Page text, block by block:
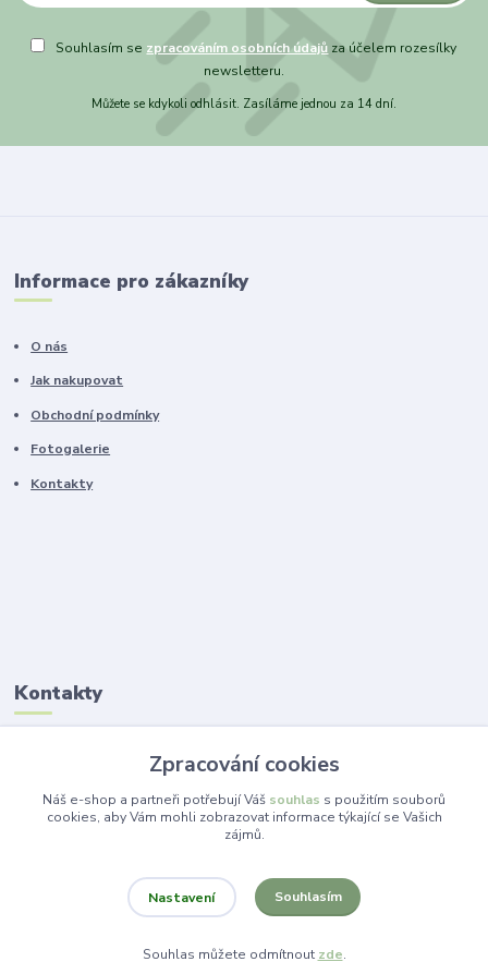
Souhlasím se zpracováním osobních údajů za účelem rozesílky
newsletteru.
Můžete se kdykoli odhlásit. Zasíláme jednou za 14 dní.
Informace pro zákazníky
O nás
Jak nakupovat
Obchodní podmínky
Fotogalerie
Kontakty
Kontakty
(Po-Pá, 14 -19 hod.)
Vytvořeno na Eshop-rychle.cz
Zpracování cookies
Náš e-shop a partneři potřebují Váš souhlas s použitím souborů
cookies, aby Vám mohli zobrazovat informace týkající se Vašich
zájmů.
Nastavení Souhlasím
Souhlas můžete odmítnout zde.